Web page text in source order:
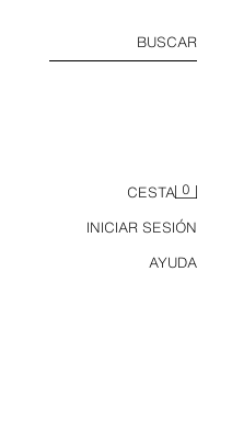
BUSCAR
CESTA 0
INICIAR SESIÓN
AYUDA